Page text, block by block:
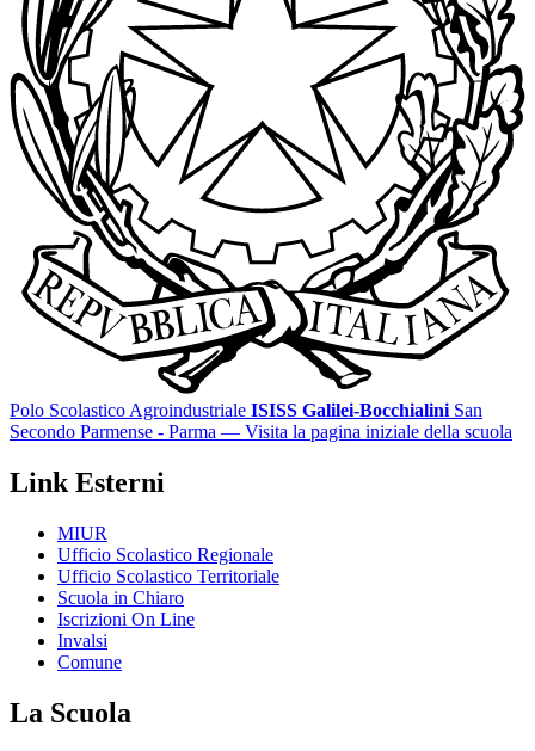
Polo Scolastico Agroindustriale ISISS Galilei-Bocchialini San
Secondo Parmense - Parma — Visita la pagina iniziale della scuola
Link Esterni
MIUR
Ufficio Scolastico Regionale
Ufficio Scolastico Territoriale
Scuola in Chiaro
Iscrizioni On Line
Invalsi
Comune
La Scuola